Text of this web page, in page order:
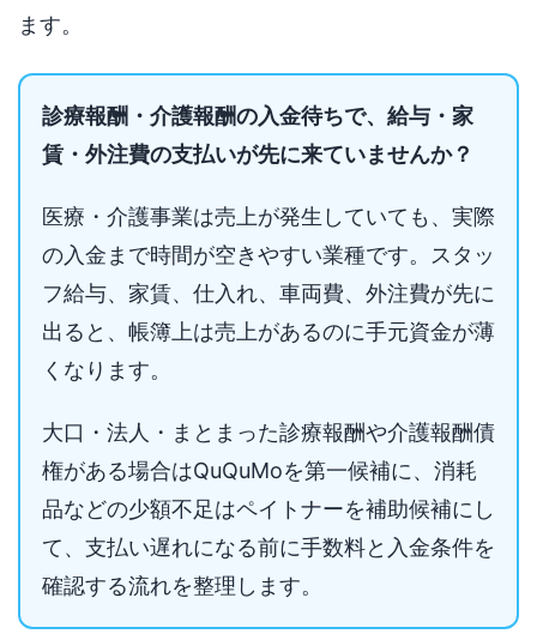
ます。
診療報酬・介護報酬の入金待ちで、給与・家
賃・外注費の支払いが先に来ていませんか？
医療・介護事業は売上が発生していても、実際
の入金まで時間が空きやすい業種です。スタッ
フ給与、家賃、仕入れ、車両費、外注費が先に
出ると、帳簿上は売上があるのに手元資金が薄
くなります。
大口・法人・まとまった診療報酬や介護報酬債
権がある場合はQuQuMoを第一候補に、消耗
品などの少額不足はペイトナーを補助候補にし
て、支払い遅れになる前に手数料と入金条件を
確認する流れを整理します。